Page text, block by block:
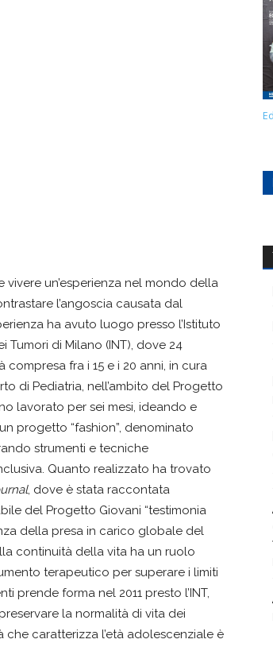
vivere un’esperienza nel mondo della
l’angoscia causata dal
ha avuto luogo presso l’Istituto
Tumori di Milano (INT), dove 24
compresa fra i 15 e i 20 anni, in cura
di Pediatria, nell’ambito del Progetto
lavorato per sei mesi, ideando e
progetto “fashion”, denominato
strumenti e tecniche
Quanto realizzato ha trovato
, dove è stata raccontata
del Progetto Giovani “testimonia
della presa in carico globale del
continuità della vita ha un ruolo
terapeutico per superare i limiti
prende forma nel 2011 presto l’INT,
la normalità di vita dei
caratterizza l’età adolescenziale è